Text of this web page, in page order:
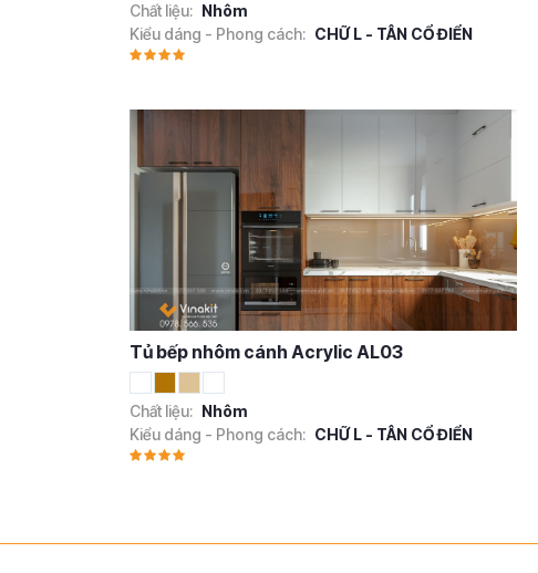
Chất liệu: Nhôm
Kiểu dáng - Phong cách: CHỮ L - TÂN CỔ ĐIỂN
Tủ bếp nhôm cánh Acrylic AL03
Chất liệu: Nhôm
Kiểu dáng - Phong cách: CHỮ L - TÂN CỔ ĐIỂN